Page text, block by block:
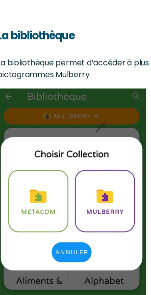
bibliothèque
bibliothèque permet d’accéder à
Mulberry.